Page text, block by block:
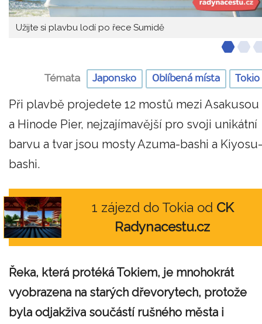
Užijte si plavbu lodí po řece Sumidě
Témata Japonsko Oblíbená místa Tokio
Při plavbě projedete 12 mostů mezi Asakusou
a Hinode Pier, nejzajímavější pro svoji unikátní
barvu a tvar jsou mosty Azuma-bashi a Kiyosu-
bashi.
1 zájezd do Tokia od CK
Radynacestu.cz
Řeka, která protéká Tokiem, je mnohokrát
vyobrazena na starých dřevorytech, protože
byla odjakživa součástí rušného města i